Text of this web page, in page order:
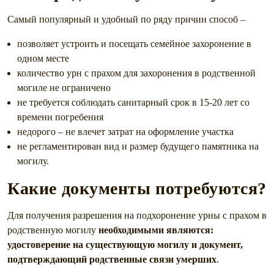
Самый популярный и удобный по ряду причин способ –
позволяет устроить и посещать семейное захоронение в
одном месте
количество урн с прахом для захоронения в родственной
могиле не ограничено
не требуется соблюдать санитарный срок в 15-20 лет со
времени погребения
недорого – не влечет затрат на оформление участка
не регламентирован вид и размер будущего памятника на
могилу.
Какие документы потребуются?
Для получения разрешения на подхоронение урны с прахом в
родственную могилу необходимыми являются:
удостоверение на существующую могилу и документ,
подтверждающий родственные связи умерших.